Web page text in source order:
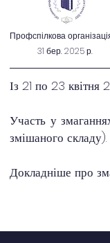
Профспілкова
31 бер. 2025 р.
Із 21 по 23 квітня
Участь у
змішаного
Докладніше про